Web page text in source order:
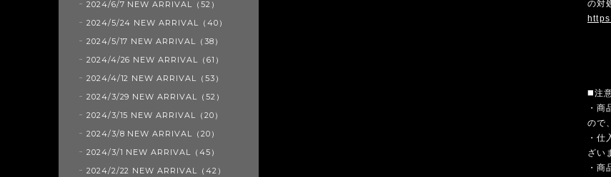
の対
◼️注
・
ので
・
ざい
・
2024/6/7 NEW ARRIVAL（52）
2024/5/24 NEW ARRIVAL（40）
2024/5/17 NEW ARRIVAL（38）
2024/4/26 NEW ARRIVAL（61）
2024/4/12 NEW ARRIVAL（53）
2024/3/29 NEW ARRIVAL（52）
2024/3/15 NEW ARRIVAL（20）
2024/3/8 NEW ARRIVAL（20）
2024/3/1 NEW ARRIVAL（45）
2024/2/22 NEW ARRIVAL（42）